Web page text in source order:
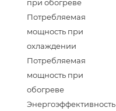
при обогреве
Потребляемая
мощность при
охлаждении
Потребляемая
мощность при
обогреве
Энергоэффективность